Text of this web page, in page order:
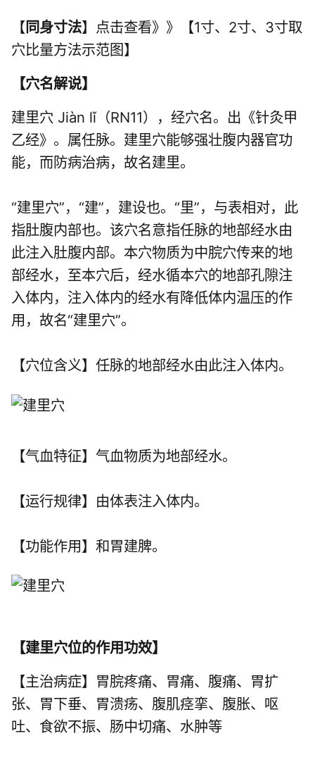
【同身寸法】点击查看》》【1寸、2寸、3寸取
穴比量方法示范图】
【穴名解说】
建里穴 Jiàn lǐ（RN11），经穴名。出《针灸甲
乙经》。属任脉。建里穴能够强壮腹内器官功
能，而防病治病，故名建里。
“建里穴”，“建”，建设也。“里”，与表相对，此
指肚腹内部也。该穴名意指任脉的地部经水由
此注入肚腹内部。本穴物质为中脘穴传来的地
部经水，至本穴后，经水循本穴的地部孔隙注
入体内，注入体内的经水有降低体内温压的作
用，故名“建里穴”。
【穴位含义】任脉的地部经水由此注入体内。
【气血特征】气血物质为地部经水。
【运行规律】由体表注入体内。
【功能作用】和胃建脾。
【建里穴位的作用功效】
【主治病症】胃脘疼痛、胃痛、腹痛、胃扩
张、胃下垂、胃溃疡、腹肌痉挛、腹胀、呕
吐、食欲不振、肠中切痛、水肿等